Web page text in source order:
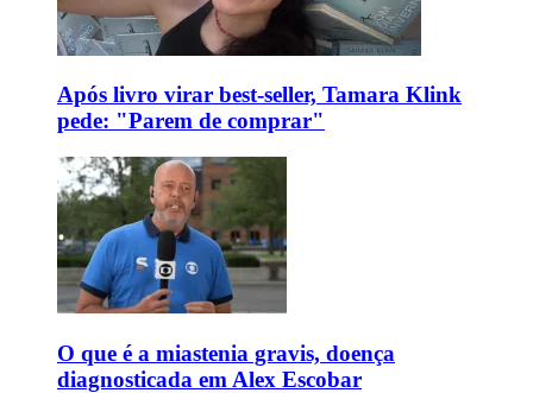
Após livro virar best-seller, Tamara Klink
pede: "Parem de comprar"
O que é a miastenia gravis, doença
diagnosticada em Alex Escobar